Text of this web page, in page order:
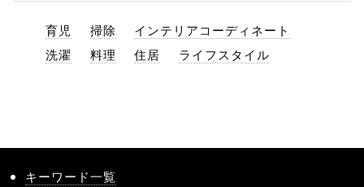
育児 掃除
インテリアコーディネート
洗濯
料理 住居 ライフスタイル
キーワード一覧